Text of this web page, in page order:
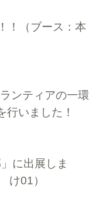
！（ブース：本
ンティアの一環
行いました！
に出展しま
け01）